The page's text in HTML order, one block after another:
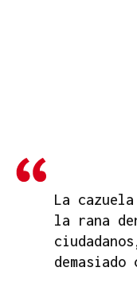
La
la rana